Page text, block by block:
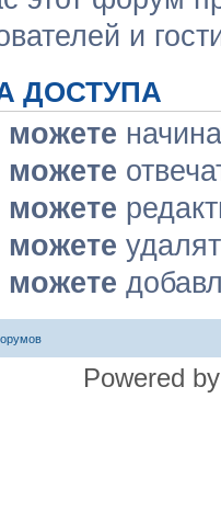
и
ДОСТУПА
можете
можете
можете
можете
можете
Powered